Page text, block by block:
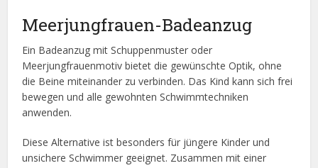
Meerjungfrauen-Badeanzug
Ein Badeanzug mit Schuppenmuster oder
Meerjungfrauenmotiv bietet die gewünschte Optik, ohne
die Beine miteinander zu verbinden. Das Kind kann sich frei
bewegen und alle gewohnten Schwimmtechniken
anwenden.
Diese Alternative ist besonders für jüngere Kinder und
unsichere Schwimmer geeignet. Zusammen mit einer